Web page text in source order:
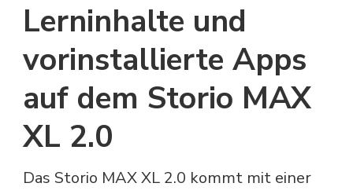
Lerninhalte und
vorinstallierte Apps
auf dem Storio MAX
XL 2.0
Das Storio MAX XL 2.0 kommt mit einer